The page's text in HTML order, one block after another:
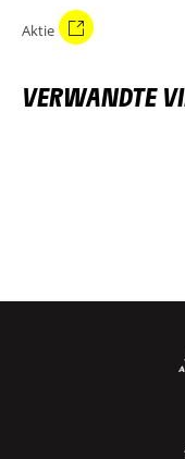
Aktie
VERWANDTE